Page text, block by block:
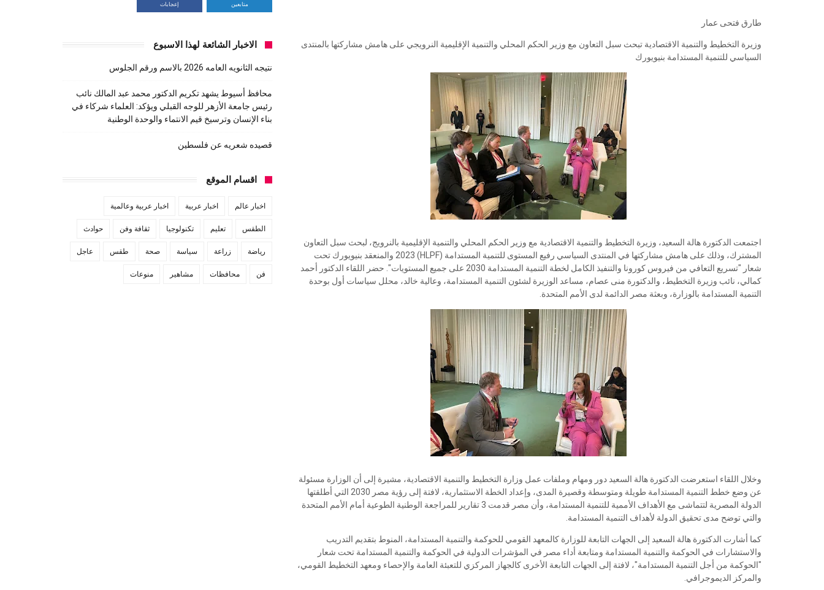
طارق فتحى عمار
وزيرة التخطيط والتنمية الاقتصادية تبحث سبل التعاون مع وزير الحكم المحلي والتنمية الإقليمية النرويجي على هامش مشاركتها بالمنتدى
السياسي للتنمية المستدامة بنيويورك
اجتمعت الدكتورة هالة السعيد، وزيرة التخطيط والتنمية الاقتصادية مع وزير الحكم المحلي والتنمية الإقليمية بالنرويج، لبحث سبل التعاون
المشترك، وذلك على هامش مشاركتها في المنتدى السياسي رفيع المستوى للتنمية المستدامة (HLPF) 2023 والمنعقد بنيويورك تحت
شعار "تسريع التعافي من فيروس كورونا والتنفيذ الكامل لخطة التنمية المستدامة 2030 على جميع المستويات". حضر اللقاء الدكتور أحمد
كمالي، نائب وزيرة التخطيط، والدكتورة منى عصام، مساعد الوزيرة لشئون التنمية المستدامة، وعالية خالد، محلل سياسات أول بوحدة
التنمية المستدامة بالوزارة، وبعثة مصر الدائمة لدى الأمم المتحدة.
وخلال اللقاء استعرضت الدكتورة هالة السعيد دور ومهام وملفات عمل وزارة التخطيط والتنمية الاقتصادية، مشيرة إلى أن الوزارة مسئولة
عن وضع خطط التنمية المستدامة طويلة ومتوسطة وقصيرة المدى، وإعداد الخطة الاستثمارية، لافتة إلى رؤية مصر 2030 التي أطلقتها
الدولة المصرية لتتماشى مع الأهداف الأممية للتنمية المستدامة، وأن مصر قدمت 3 تقارير للمراجعة الوطنية الطوعية أمام الأمم المتحدة
والتي توضح مدى تحقيق الدولة لأهداف التنمية المستدامة.
كما أشارت الدكتورة هالة السعيد إلى الجهات التابعة للوزارة كالمعهد القومي للحوكمة والتنمية المستدامة، المنوط بتقديم التدريب
والاستشارات في الحوكمة والتنمية المستدامة ومتابعة أداء مصر في المؤشرات الدولية في الحوكمة والتنمية المستدامة تحت شعار
"الحوكمة من أجل التنمية المستدامة"، لافتة إلى الجهات التابعة الأخرى كالجهاز المركزي للتعبئة العامة والإحصاء ومعهد التخطيط القومي،
والمركز الديموجرافي.
متابعين إعجابات
الاخبار الشائعة لهذا الاسبوع
نتيجه الثانويه العامه 2026 بالاسم ورقم الجلوس
محافظ أسيوط يشهد تكريم الدكتور محمد عبد المالك نائب
رئيس جامعة الأزهر للوجه القبلي ويؤكد: العلماء شركاء في
بناء الإنسان وترسيخ قيم الانتماء والوحدة الوطنية
قصيده شعريه عن فلسطين
اقسام الموقع
اخبار عالم اخبار عربية اخبار عربية وعالمية
الطقس تعليم تكنولوجيا ثقافة وفن حوادث
رياضة زراعة سياسة صحة طقس عاجل
فن محافظات مشاهير منوعات